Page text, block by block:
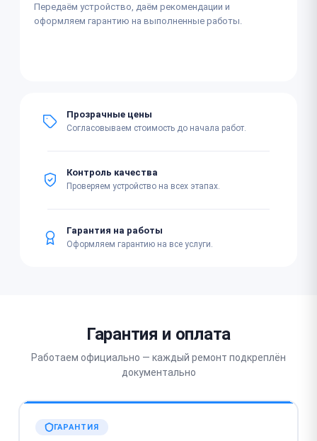
Передаём устройство, даём рекомендации и
оформляем гарантию на выполненные работы.
Прозрачные цены
Согласовываем стоимость до начала работ.
Контроль качества
Проверяем устройство на всех этапах.
Гарантия на работы
Оформляем гарантию на все услуги.
Гарантия и оплата
Работаем официально — каждый ремонт подкреплён
документально
ГАРАНТИЯ